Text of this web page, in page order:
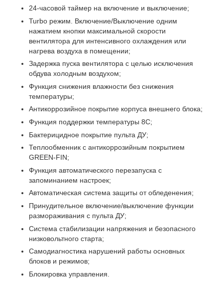
24-часовой таймер на включение и выключение;
Turbo режим. Включение/Выключение одним
нажатием кнопки максимальной скорости
вентилятора для интенсивного охлаждения или
нагрева воздуха в помещении;
Задержка пуска вентилятора с целью исключения
обдува холодным воздухом;
Функция снижения влажности без снижения
температуры;
Антикоррозийное покрытие корпуса внешнего блока;
Функция поддержки температуры 8С;
Бактерицидное покрытие пульта ДУ;
Теплообменник с антикоррозийным покрытием
GREEN-FIN;
Функция автоматического перезапуска с
запоминанием настроек;
Автоматическая система защиты от обледенения;
Принудительное включение/выключение функции
размораживания с пульта ДУ;
Система стабилизации напряжения и безопасного
низковольтного старта;
Самодиагностика нарушений работы основных
блоков и режимов;
Блокировка управления.